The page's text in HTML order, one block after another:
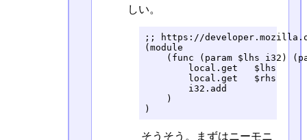
しい。
;; https://
(module
(func (param $lhs i32)
        local.get   $lhs
        local.get   $rhs
        i32.add
    )
)
そうそう。まずはニーモニ